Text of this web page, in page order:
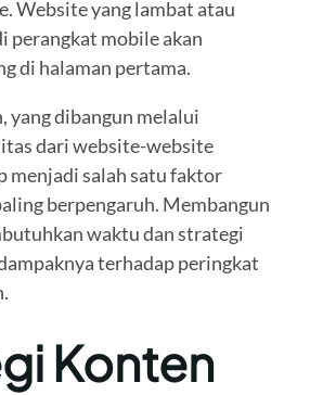
Website yang lambat atau
perangkat mobile akan
di halaman pertama.
yang dibangun melalui
dari website-website
menjadi salah satu faktor
berpengaruh. Membangun
waktu dan strategi
terhadap peringkat
Konten